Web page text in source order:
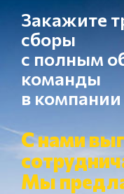
Закажите
сборы
с полным
команды
в
С нами
Мы